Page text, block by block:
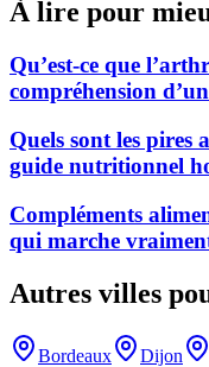
À lire pour
Qu’est-ce que
compréhension
Quels sont les
guide nutritionnel
Compléments
qui marche
Autres villes
Bordeaux Dijon